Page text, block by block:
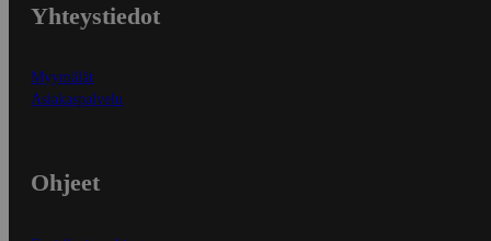
Yhteystiedot
Myymälät
Asiakaspalvelu
Ohjeet